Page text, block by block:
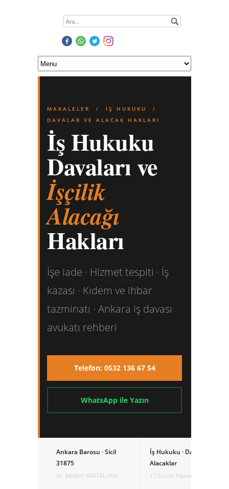
İŞ
MAKALELER / İŞ HUKUKU
/
DAVALAR VE ALACAK HAKLARI
İş Hukuku
Davaları ve
İşçilik
Alacağı
Hakları
İşe iade · Hizmet tespiti · İş
kazası · Kıdem ve ihbar
tazminatı · Ankara iş davası
avukatı rehberi
Telefon: 0532 136 67 54
WhatsApp ile Yazın
Ankara Barosu · Sicil
31875
Av. Meltem KARTALHAN
İş Hukuku · Davalar ve
Alacaklar
17 Güncel Makale